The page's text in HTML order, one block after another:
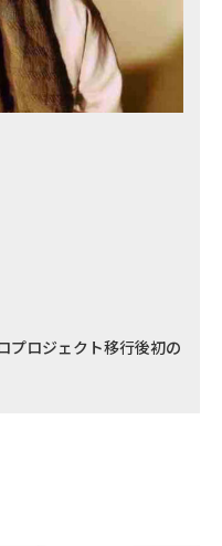
プロジェクト移行後初の